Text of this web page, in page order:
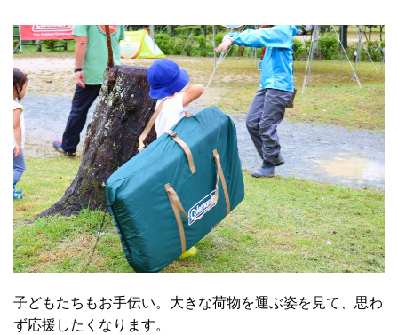
子どもたちもお手伝い。大きな荷物を運ぶ姿を見て、思わ
ず応援したくなります。